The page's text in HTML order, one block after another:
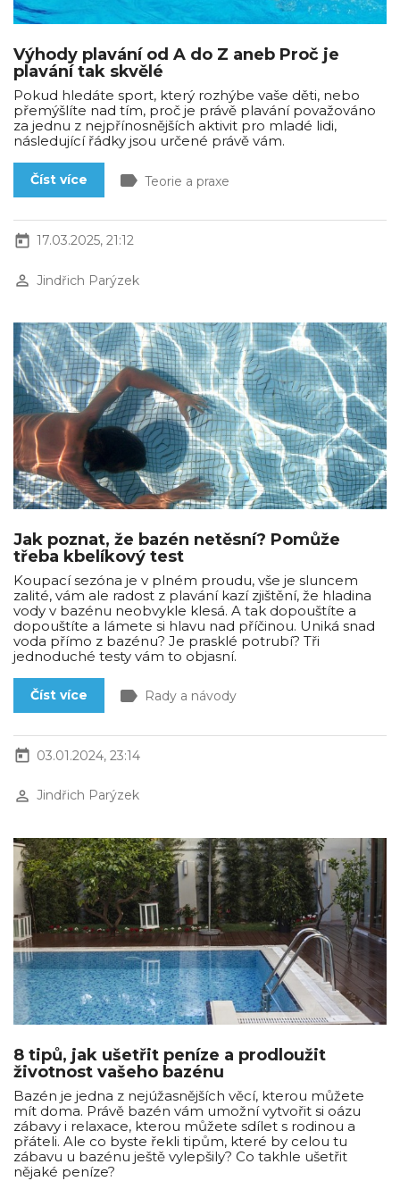
Výhody plavání od A do Z aneb Proč je
plavání tak skvělé
Pokud hledáte sport, který rozhýbe vaše děti, nebo
přemýšlíte nad tím, proč je právě plavání považováno
za jednu z nejpřínosnějších aktivit pro mladé lidi,
následující řádky jsou určené právě vám.
Číst více label Teorie a praxe
today 17.03.2025, 21:12
perm_identity Jindřich Parýzek
Jak poznat, že bazén netěsní? Pomůže
třeba kbelíkový test
Koupací sezóna je v plném proudu, vše je sluncem
zalité, vám ale radost z plavání kazí zjištění, že hladina
vody v bazénu neobvykle klesá. A tak dopouštíte a
dopouštíte a lámete si hlavu nad příčinou. Uniká snad
voda přímo z bazénu? Je prasklé potrubí? Tři
jednoduché testy vám to objasní.
Číst více label Rady a návody
today 03.01.2024, 23:14
perm_identity Jindřich Parýzek
8 tipů, jak ušetřit peníze a prodloužit
životnost vašeho bazénu
Bazén je jedna z nejúžasnějších věcí, kterou můžete
mít doma. Právě bazén vám umožní vytvořit si oázu
zábavy i relaxace, kterou můžete sdílet s rodinou a
přáteli. Ale co byste řekli tipům, které by celou tu
zábavu u bazénu ještě vylepšily? Co takhle ušetřit
nějaké peníze?